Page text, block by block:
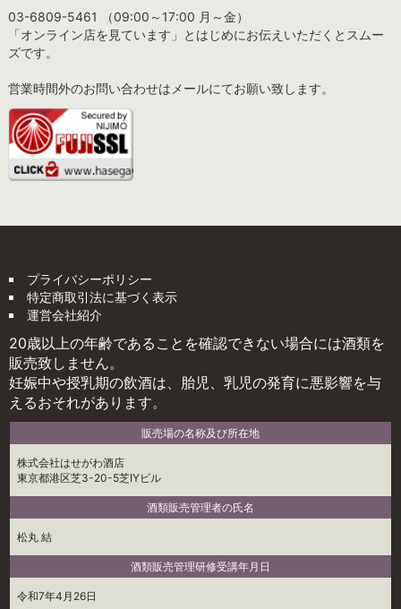
03-6809-5461 （09:00～17:00 月～金）
「オンライン店を見ています」とはじめにお伝えいただくとスムー
ズです。
営業時間外のお問い合わせはメールにてお願い致します。
プライバシーポリシー
特定商取引法に基づく表示
運営会社紹介
20歳以上の年齢であることを確認できない場合には酒類を
販売致しません。
妊娠中や授乳期の飲酒は、胎児、乳児の発育に悪影響を与
えるおそれがあります。
販売場の名称及び所在地
株式会社はせがわ酒店
東京都港区芝3-20-5芝IYビル
酒類販売管理者の氏名
松丸 結
酒類販売管理研修受講年月日
令和7年4月26日